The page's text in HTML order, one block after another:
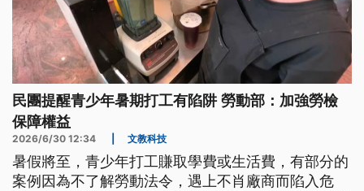
民團提醒青少年暑期打工有陷阱 勞動部：加強勞檢
保障權益
2026/6/30 12:34 文教科技
暑假將至，青少年打工賺取學費或生活費，有部分的
案例因為不了解勞動法令，遇上不肖廠商而陷入危